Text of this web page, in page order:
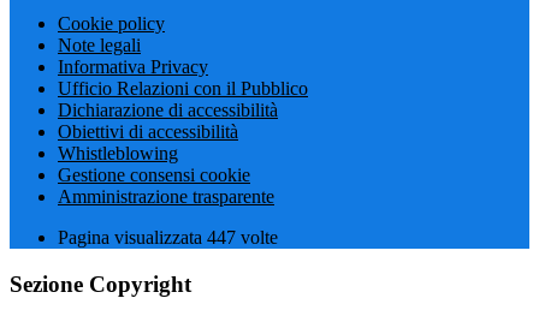
Cookie policy
Note legali
Informativa Privacy
Ufficio Relazioni con il Pubblico
Dichiarazione di accessibilità
Obiettivi di accessibilità
Whistleblowing
Gestione consensi cookie
Amministrazione trasparente
Pagina visualizzata 447 volte
Sezione Copyright